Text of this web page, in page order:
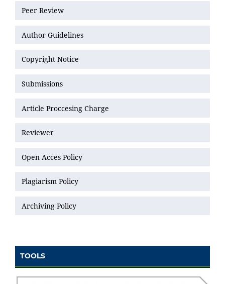
Peer Review
Author Guidelines
Copyright Notice
Submissions
Article Proccesing Charge
Reviewer
Open Acces Policy
Plagiarism Policy
Archiving Policy
TOOLS